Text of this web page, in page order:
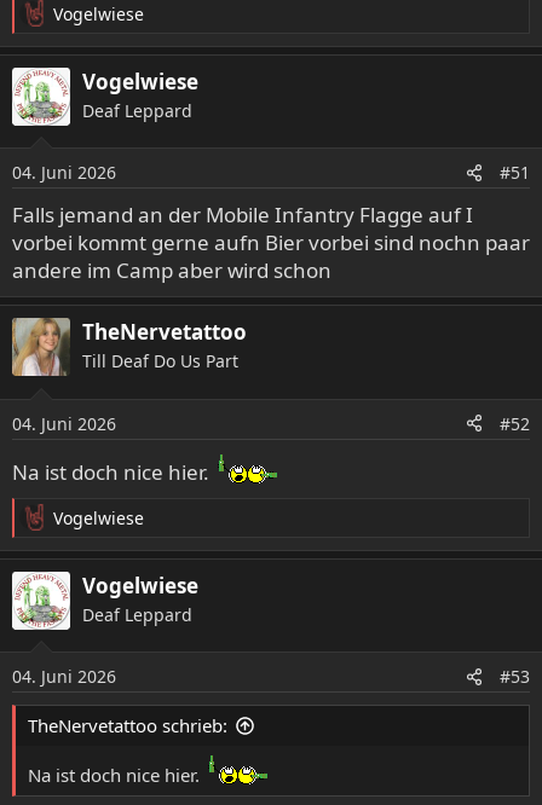
R
e
a
k
t
n
e
n
:
Vogelwiese
Vogelwiese
Deaf Leppard
04. Juni 2026 #51
Falls jemand an der Mobile Infantry Flagge auf I
vorbei kommt gerne aufn Bier vorbei sind nochn paar
andere im Camp aber wird schon
TheNervetattoo
Till Deaf Do Us Part
04. Juni 2026 #52
Na ist doch nice hier.
R
e
a
k
t
n
e
Vogelwiese
Vogelwiese
Deaf Leppard
04. Juni 2026 #53
TheNervetattoo schrieb:
Na ist doch nice hier.